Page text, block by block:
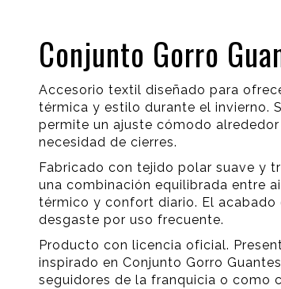
Conjunto Gorro
Accesorio textil diseñado para
térmica y estilo durante el invierno.
permite un ajuste cómodo
necesidad de cierres.
Fabricado con tejido polar suave y
una combinación equilibrada entre
térmico y confort diario. El acabado
desgaste por uso frecuente.
Producto con licencia oficial.
inspirado en Conjunto Gorro
seguidores de la franquicia o como